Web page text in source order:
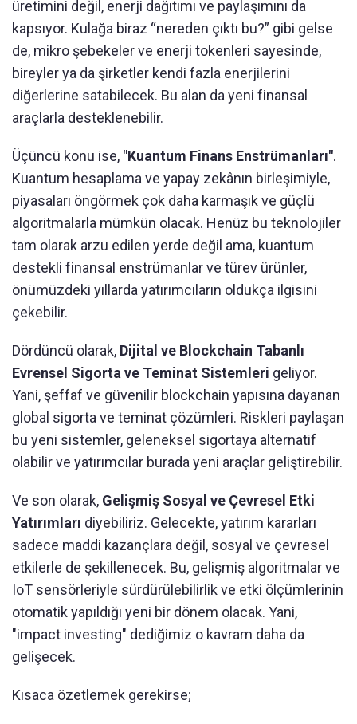
üretimini değil, enerji dağıtımı ve paylaşımını da
kapsıyor. Kulağa biraz “nereden çıktı bu?” gibi gelse
de, mikro şebekeler ve enerji tokenleri sayesinde,
bireyler ya da şirketler kendi fazla enerjilerini
diğerlerine satabilecek. Bu alan da yeni finansal
araçlarla desteklenebilir.
Üçüncü konu ise, "Kuantum Finans Enstrümanları".
Kuantum hesaplama ve yapay zekânın birleşimiyle,
piyasaları öngörmek çok daha karmaşık ve güçlü
algoritmalarla mümkün olacak. Henüz bu teknolojiler
tam olarak arzu edilen yerde değil ama, kuantum
destekli finansal enstrümanlar ve türev ürünler,
önümüzdeki yıllarda yatırımcıların oldukça ilgisini
çekebilir.
Dördüncü olarak, Dijital ve Blockchain Tabanlı
Evrensel Sigorta ve Teminat Sistemleri geliyor.
Yani, şeffaf ve güvenilir blockchain yapısına dayanan
global sigorta ve teminat çözümleri. Riskleri paylaşan
bu yeni sistemler, geleneksel sigortaya alternatif
olabilir ve yatırımcılar burada yeni araçlar geliştirebilir.
Ve son olarak, Gelişmiş Sosyal ve Çevresel Etki
Yatırımları diyebiliriz. Gelecekte, yatırım kararları
sadece maddi kazançlara değil, sosyal ve çevresel
etkilerle de şekillenecek. Bu, gelişmiş algoritmalar ve
IoT sensörleriyle sürdürülebilirlik ve etki ölçümlerinin
otomatik yapıldığı yeni bir dönem olacak. Yani,
"impact investing" dediğimiz o kavram daha da
gelişecek.
Kısaca özetlemek gerekirse;